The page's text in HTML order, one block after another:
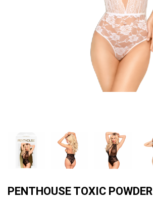
PENTHOUSE TOXIC POWDER